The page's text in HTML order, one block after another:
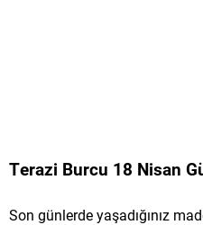
Terazi Burcu 18 Nisan
Son günlerde yaşadığınız